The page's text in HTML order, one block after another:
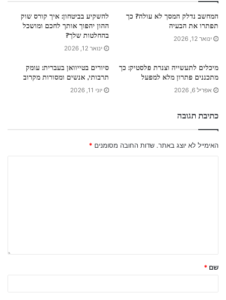
המחשב נדלק המסך לא עולה? כך
תפתרו את הבעיה
ינואר 12, 2026
להשקיע בביטחון: איך קורס שוק
ההון יהפוך אותך לחכם ומושכל
בהחלטות שלך?
ינואר 12, 2026
מיכלים לתעשייה וצנרת פלסטיק: כך
מתכננים פתרון מלא למפעל
אפריל 6, 2026
סיורים בטייוואן בעברית: עומק
תרבותי, אנשים ומסורות מקרוב
יוני 11, 2026
כתיבת תגובה
האימייל לא יוצג באתר. שדות החובה מסומנים *
שם *